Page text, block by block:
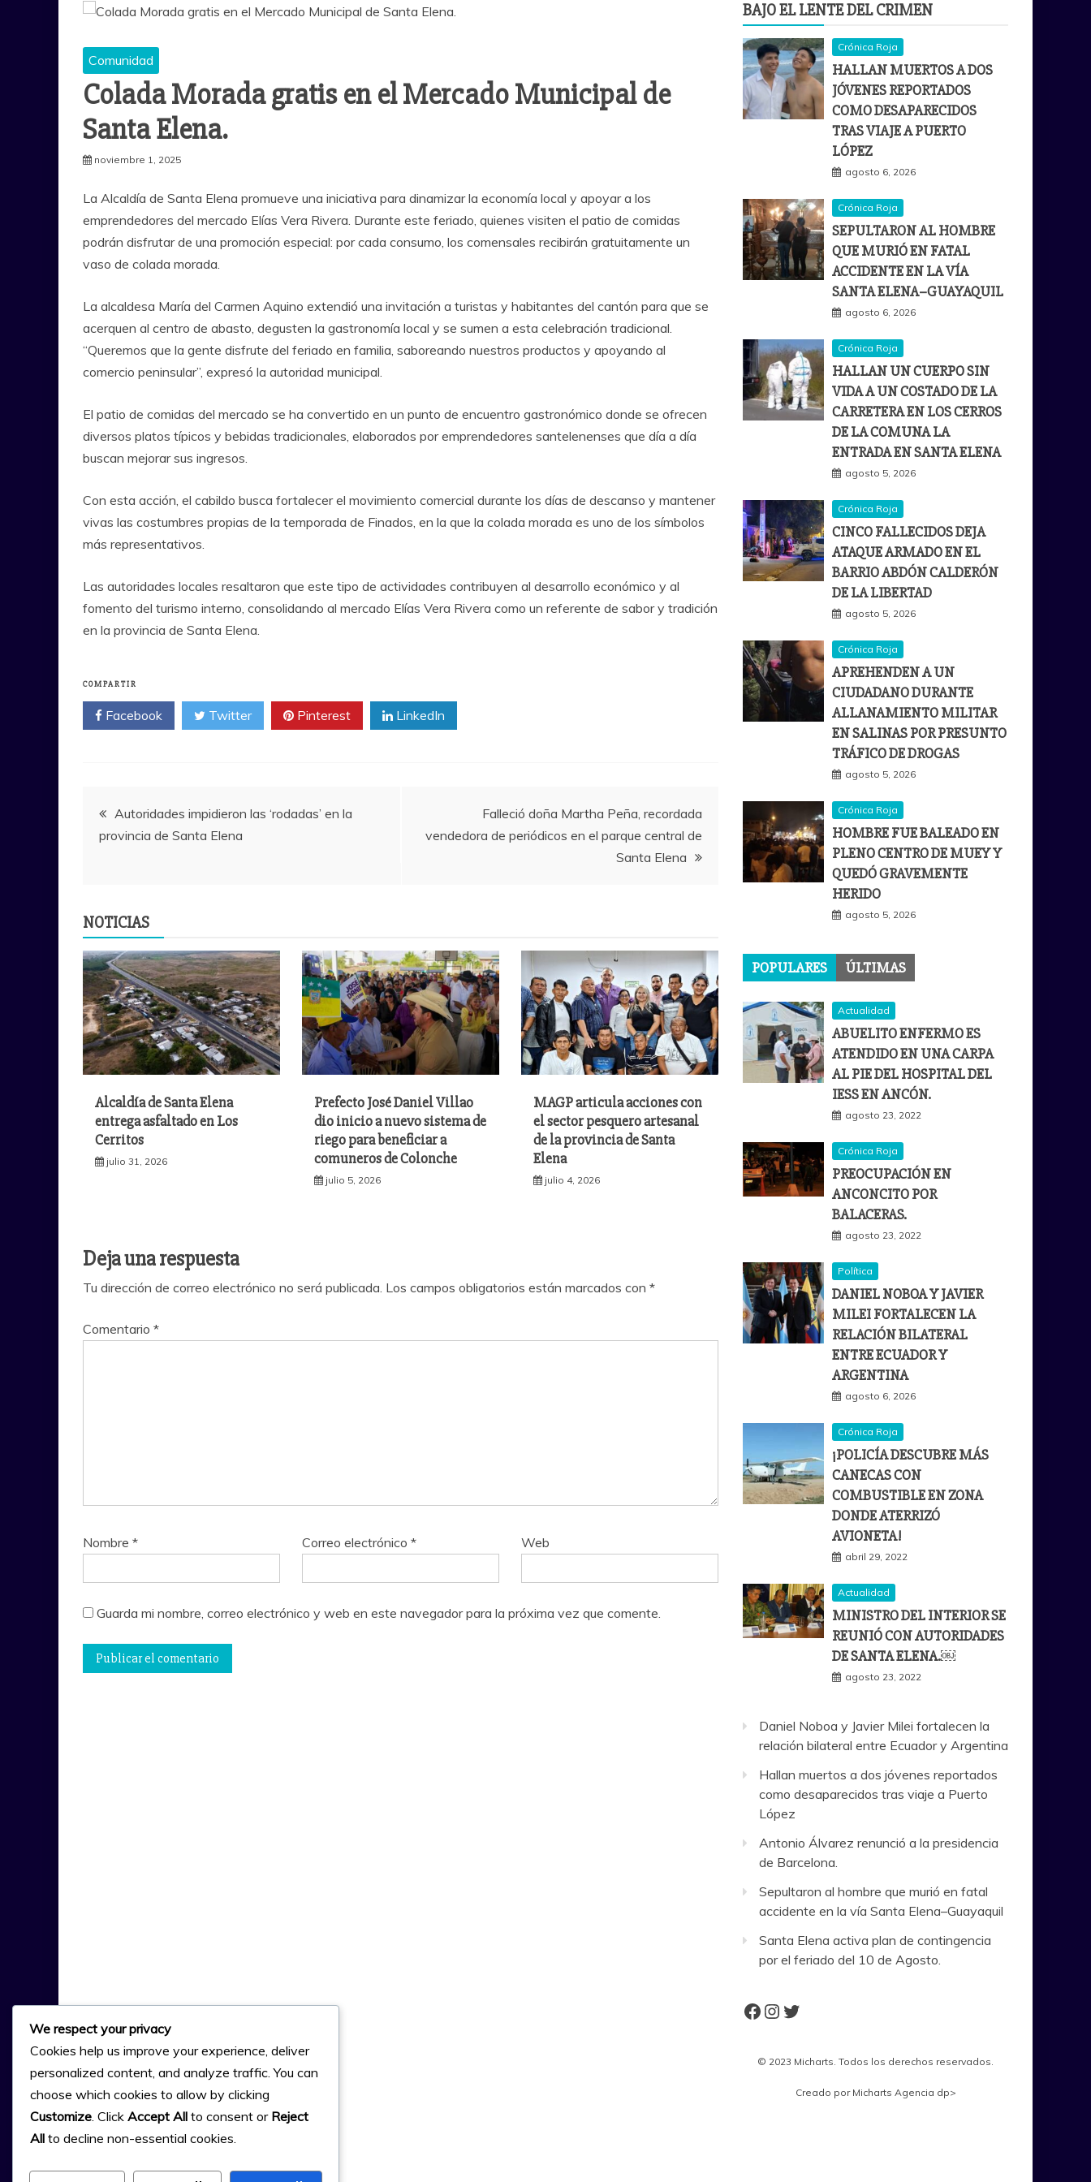
Comunidad
Colada Morada gratis en el Mercado Municipal de
Santa Elena.
noviembre 1, 2025
La Alcaldía de Santa Elena promueve una iniciativa para dinamizar la economía local y apoyar a los
emprendedores del mercado Elías Vera Rivera. Durante este feriado, quienes visiten el patio de comidas
podrán disfrutar de una promoción especial: por cada consumo, los comensales recibirán gratuitamente un
vaso de colada morada.
La alcaldesa María del Carmen Aquino extendió una invitación a turistas y habitantes del cantón para que se
acerquen al centro de abasto, degusten la gastronomía local y se sumen a esta celebración tradicional.
“Queremos que la gente disfrute del feriado en familia, saboreando nuestros productos y apoyando al
comercio peninsular”, expresó la autoridad municipal.
El patio de comidas del mercado se ha convertido en un punto de encuentro gastronómico donde se ofrecen
diversos platos típicos y bebidas tradicionales, elaborados por emprendedores santelenenses que día a día
buscan mejorar sus ingresos.
Con esta acción, el cabildo busca fortalecer el movimiento comercial durante los días de descanso y mantener
vivas las costumbres propias de la temporada de Finados, en la que la colada morada es uno de los símbolos
más representativos.
Las autoridades locales resaltaron que este tipo de actividades contribuyen al desarrollo económico y al
fomento del turismo interno, consolidando al mercado Elías Vera Rivera como un referente de sabor y tradición
en la provincia de Santa Elena.
COMPARTIR
Facebook Twitter Pinterest LinkedIn
Navegación
de
Autoridades impidieron las ‘rodadas’ en la
provincia de Santa Elena
Falleció doña Martha Peña, recordada
vendedora de periódicos en el parque central de
Santa Elena
NOTICIAS
Alcaldía de Santa Elena
entrega asfaltado en Los
Cerritos
julio 31, 2026
Prefecto José Daniel Villao
dio inicio a nuevo sistema de
riego para beneficiar a
comuneros de Colonche
julio 5, 2026
MAGP articula acciones con
el sector pesquero artesanal
de la provincia de Santa
Elena
julio 4, 2026
Deja una respuesta
Tu dirección de correo electrónico no será publicada. Los campos obligatorios están marcados con *
Comentario *
Nombre * Correo electrónico* Web
Guarda mi nombre, correo electrónico y web en este navegador para la próxima vez que comente.
BAJO EL LENTE DEL CRIMEN
Crónica Roja
HALLAN MUERTOS A DOS
JÓVENES REPORTADOS
COMO DESAPARECIDOS
TRAS VIAJE A PUERTO
LÓPEZ
agosto 6, 2026
Crónica Roja
SEPULTARON AL HOMBRE
QUE MURIÓ EN FATAL
ACCIDENTE EN LA VÍA
SANTA ELENA–GUAYAQUIL
agosto 6, 2026
Crónica Roja
HALLAN UN CUERPO SIN
VIDA A UN COSTADO DE LA
CARRETERA EN LOS CERROS
DE LA COMUNA LA
ENTRADA EN SANTA ELENA
agosto 5, 2026
Crónica Roja
CINCO FALLECIDOS DEJA
ATAQUE ARMADO EN EL
BARRIO ABDÓN CALDERÓN
DE LA LIBERTAD
agosto 5, 2026
Crónica Roja
APREHENDEN A UN
CIUDADANO DURANTE
ALLANAMIENTO MILITAR
EN SALINAS POR PRESUNTO
TRÁFICO DE DROGAS
agosto 5, 2026
Crónica Roja
HOMBRE FUE BALEADO EN
PLENO CENTRO DE MUEY Y
QUEDÓ GRAVEMENTE
HERIDO
agosto 5, 2026
POPULARES ÚLTIMAS
Actualidad
ABUELITO ENFERMO ES
ATENDIDO EN UNA CARPA
AL PIE DEL HOSPITAL DEL
IESS EN ANCÓN.
agosto 23, 2022
Crónica Roja
PREOCUPACIÓN EN
ANCONCITO POR
BALACERAS.
agosto 23, 2022
Política
DANIEL NOBOA Y JAVIER
MILEI FORTALECEN LA
RELACIÓN BILATERAL
ENTRE ECUADOR Y
ARGENTINA
agosto 6, 2026
Crónica Roja
¡POLICÍA DESCUBRE MÁS
CANECAS CON
COMBUSTIBLE EN ZONA
DONDE ATERRIZÓ
AVIONETA!
abril 29, 2022
Actualidad
MINISTRO DEL INTERIOR SE
REUNIÓ CON AUTORIDADES
DE SANTA ELENA.￼
agosto 23, 2022
Daniel Noboa y Javier Milei fortalecen la
relación bilateral entre Ecuador y Argentina
Hallan muertos a dos jóvenes reportados
como desaparecidos tras viaje a Puerto
López
Antonio Álvarez renunció a la presidencia
de Barcelona.
Sepultaron al hombre que murió en fatal
accidente en la vía Santa Elena–Guayaquil
Santa Elena activa plan de contingencia
por el feriado del 10 de Agosto.
Facebook
Instagram
Twitter
© 2023 Micharts. Todos los derechos reservados.
Creado por Micharts Agencia dp>
We respect your privacy
Cookies help us improve your experience, deliver
personalized content, and analyze traffic. You can
choose which cookies to allow by clicking
Customize. Click Accept All to consent or Reject
All to decline non-essential cookies.